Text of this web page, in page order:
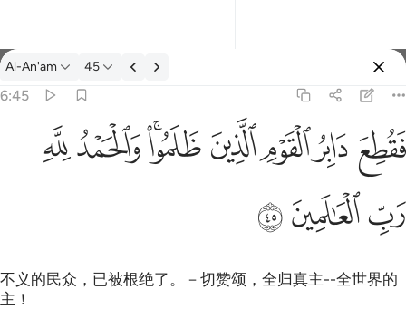
经注: Al-An'am 6:45
Al-An'am 45
6:45
فقطع دابر القوم الذين ظلموا والحمد لله رب العالمين ٤٥
ٱلْقَوْمِ ٱلَّذِينَ ظَلَمُوا۟ ۚ وَٱلْحَمْدُ لِلَّهِ رَبِّ ٱلْعَـٰلَمِينَ ٤٥ﱁ ﱂﱃﱄﱅﱆﱇﱈ
ﱉﱊﱋ
不义的民众，已被根绝了。－切赞颂，全归真主--全世界的
主！